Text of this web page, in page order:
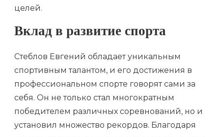
целей.
Вклад в развитие спорта
Стеблов Евгений обладает уникальным
спортивным талантом, и его достижения в
профессиональном спорте говорят сами за
себя. Он не только стал многократным
победителем различных соревнований, но и
установил множество рекордов. Благодаря